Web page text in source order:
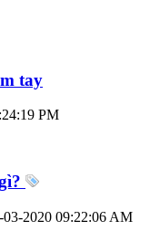
tay
PM
03-2020 09:22:06 AM